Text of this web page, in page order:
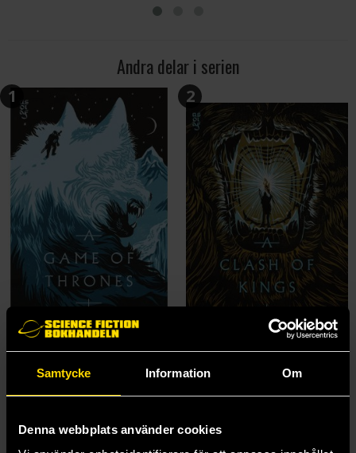
Samtycke Information Om
Denna webbplats använder cookies
Andra delar i serien
1
George R R Martin
129 kr
2
George R R Martin
129 kr